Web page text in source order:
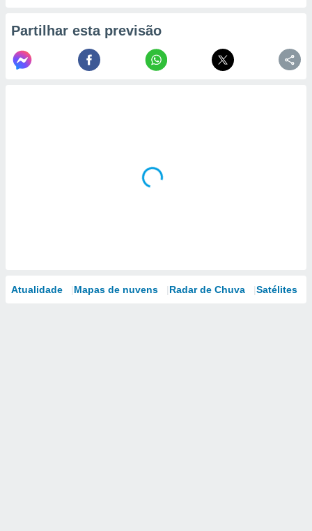
Partilhar esta previsão
Atualidade Mapas de nuvens Radar de Chuva Satélites